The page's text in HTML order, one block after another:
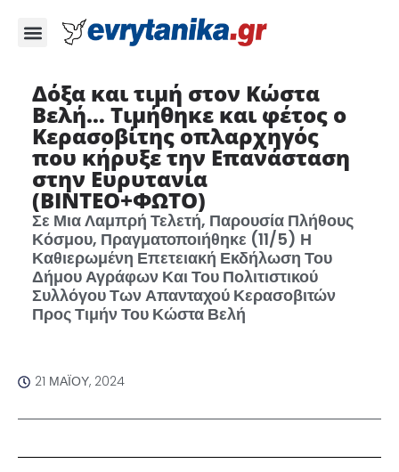
Δόξα και τιμή στον Κώστα
Βελή… Τιμήθηκε και φέτος ο
Κερασοβίτης οπλαρχηγός
που κήρυξε την Επανάσταση
στην Ευρυτανία
(ΒΙΝΤΕΟ+ΦΩΤΟ)
Σε Μια Λαμπρή Τελετή, Παρουσία Πλήθους
Κόσμου, Πραγματοποιήθηκε (11/5) Η
Καθιερωμένη Επετειακή Εκδήλωση Του
Δήμου Αγράφων Και Του Πολιτιστικού
Συλλόγου Των Απανταχού Κερασοβιτών
Προς Τιμήν Του Κώστα Βελή
21 ΜΑΪ́ΟΥ, 2024